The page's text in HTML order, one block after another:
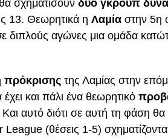
σχηματίσουν δύο γκρουπ
13. Θεωρητικά η Λαμία στην 5η
διπλούς αγώνες μια ομάδα
της Λαμίας στην
και πάλι ένα θεωρητικό
Και αυτό διότι σε αυτή τη φάση
(θέσεις 1-5)